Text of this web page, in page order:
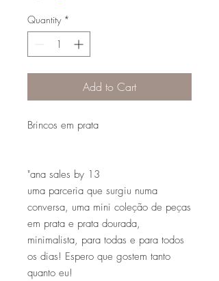
Quantity *
Add to Cart
Brincos em prata
"ana sales by 13
uma parceria que surgiu numa
conversa, uma mini coleção de peças
em prata e prata dourada,
minimalista, para todas e para todos
os dias! Espero que gostem tanto
quanto eu!